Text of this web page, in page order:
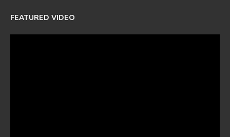
FEATURED VIDEO